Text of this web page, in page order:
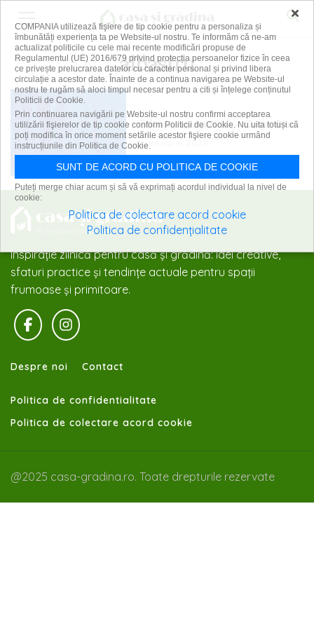
albastru
Culoarea anului 2020 – Classic Blue
6 ianuarie 2020
Inspirație zilnică pentru casă și grădină: idei creative,
sfaturi practice și tendințe actuale pentru spații
frumoase și primitoare.
Despre noi Contact
Politica de confidentialitate
Politica de colectare acord cookie
@2025 casa-gradina.ro. Toate drepturile rezervate
×
COMPANIA utilizează fişiere de tip cookie pentru a personaliza și
îmbunătăți experiența ta pe Website-ul nostru. Te informăm că ne-am
actualizat politicile cu cele mai recente modificări propuse de
Regulamentul (UE) 2016/679 privind protecția persoanelor fizice în ceea
ce privește prelucrarea datelor cu caracter personal și privind libera
circulație a acestor date. Înainte de a continua navigarea pe Website-ul
nostru te rugăm să aloci timpul necesar pentru a citi și înțelege conținutul
Politicii de Cookie.
Prin continuarea navigării pe Website-ul nostru confirmi acceptarea
utilizării fişierelor de tip cookie conform Politicii de Cookie. Nu uita totuși că
poți modifica în orice moment setările acestor fişiere cookie urmând
instrucțiunile din Politica de Cookie.
SUNT DE ACORD CU POLITICA DE COOKIE
Puteți merge chiar acum și să vă exprimați acordul individual la nivel de
cookie:
Politica de colectare acord cookie
Politica de confidențialitate